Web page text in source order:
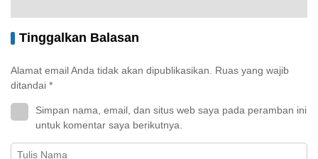
Tinggalkan Balasan
Alamat email Anda tidak akan dipublikasikan.
Ruas yang wajib
ditandai *
Simpan nama, email, dan situs web saya pada peramban ini
untuk komentar saya berikutnya.